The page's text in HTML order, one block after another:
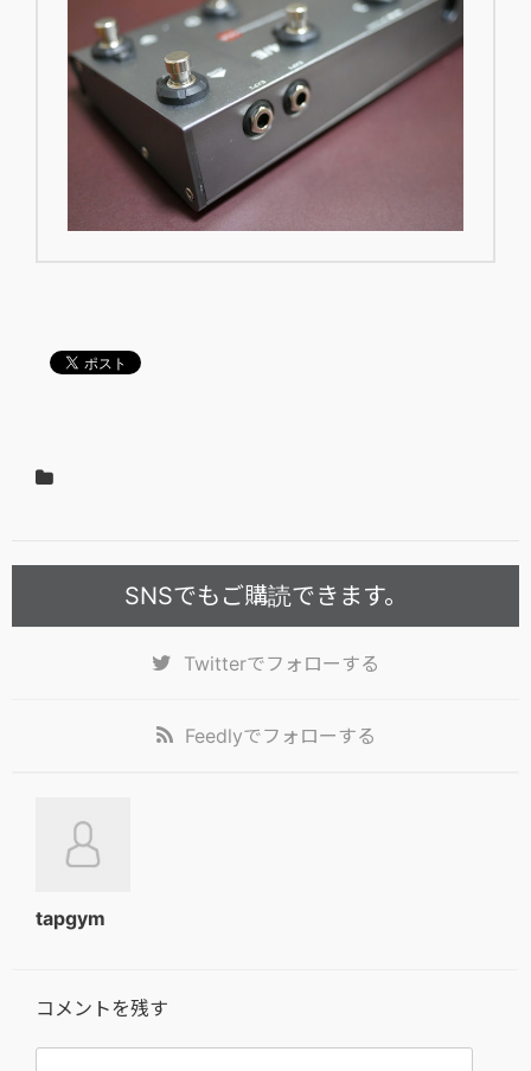
SNSでもご購読できます。
Twitterでフォローする
Feedlyでフォローする
tapgym
コメントを残す